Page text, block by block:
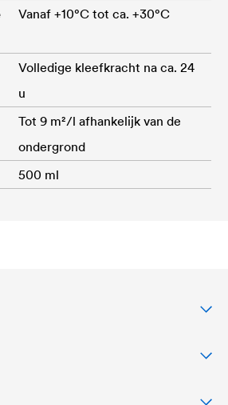
Vanaf +10°C tot ca. +30°C
Volledige kleefkracht na ca. 24
u
Tot 9 m²/l afhankelijk van de
ondergrond
500 ml
hellende daken
en design